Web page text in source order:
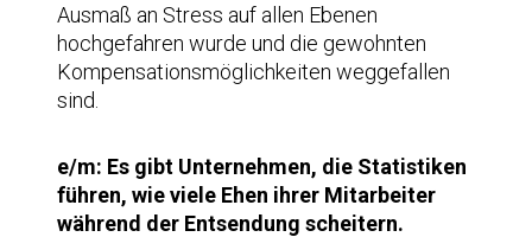
Ausmaß an Stress auf allen Ebenen
hochgefahren wurde und die gewohnten
Kompensationsmöglichkeiten weggefallen
sind.
e/m: Es gibt Unternehmen, die Statistiken
führen, wie viele Ehen ihrer Mitarbeiter
während der Entsendung scheitern.